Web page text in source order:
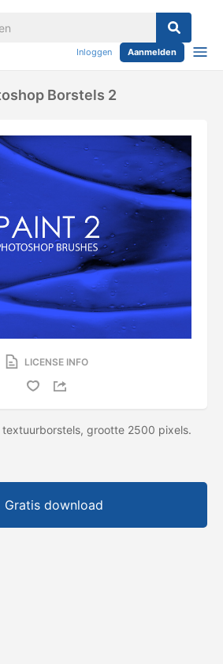
Inloggen Aanmelden
Borstels 2
LICENSE INFO
grootte 2500 pixels.
Gratis download